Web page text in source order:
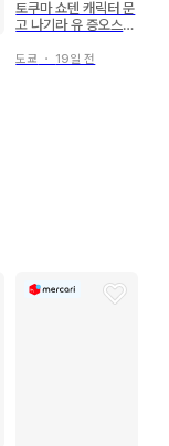
토쿠마 쇼텐 캐릭터 문
고 나기라 유 증오스러
azonSS 포함 2(오비
도쿄 ・ 19일 전